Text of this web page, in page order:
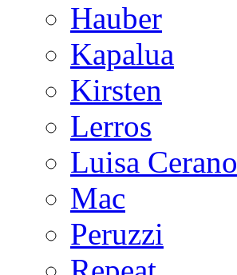
Hauber
Kapalua
Kirsten
Lerros
Luisa Cerano
Mac
Peruzzi